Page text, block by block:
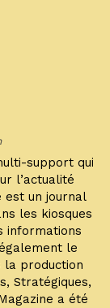
support qui
l’actualité
est un journal
les kiosques
informations
le
la production
Stratégiques,
a été